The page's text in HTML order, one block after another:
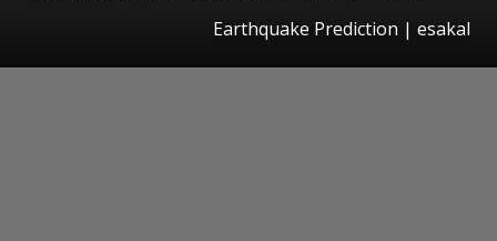
Earthquake Prediction | esakal